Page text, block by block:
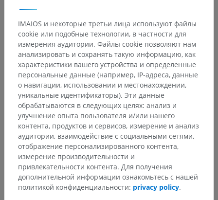
входит в позвоночный канал через межпозвоночное
отверстие и обеспечивает чувствительную иннервацию:
мозговых оболочек (защитных покровов спинного мозга),
фиброзного кольца межпозвоночных дисков,
тел позвонков и надкостницы,
прилежащих кровеносных сосудов.
б) Симпатические связи:
Посредством белых и серых соединительных ветвей
спинномозговой нерв T3соединяется с симпатическим
стволом. Белые соединительные ветви обеспечивают
проведение преганглионарных симпатических волокон к
симпатическому стволу, тогда как серые соединительные
ветви обеспечивают проведение постганглионарных
симпатических волокон к периферическим структурам-
IMAIOS и некоторые третьи лица используют файлы
cookie или подобные технологии, в частности для
измерения аудитории. Файлы cookie позволяют нам
анализировать и сохранять такую информацию, как
характеристики вашего устройства и определенные
персональные данные (например, IP-адреса, данные
о навигации, использовании и местонахождении,
уникальные идентификаторы). Эти данные
обрабатываются в следующих целях: анализ и
улучшение опыта пользователя и/или нашего
контента, продуктов и сервисов, измерение и анализ
аудитории, взаимодействие с социальными сетями,
отображение персонализированного контента,
измерение производительности и
привлекательности контента. Для получения
дополнительной информации ознакомьтесь с нашей
политикой конфиденциальности: privacy policy.